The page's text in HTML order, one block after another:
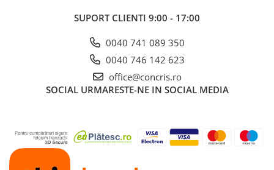
SUPORT CLIENTI 9:00 - 17:00
0040 741 089 350
0040 746 142 623
office@concris.ro
SOCIAL URMARESTE-NE IN SOCIAL MEDIA